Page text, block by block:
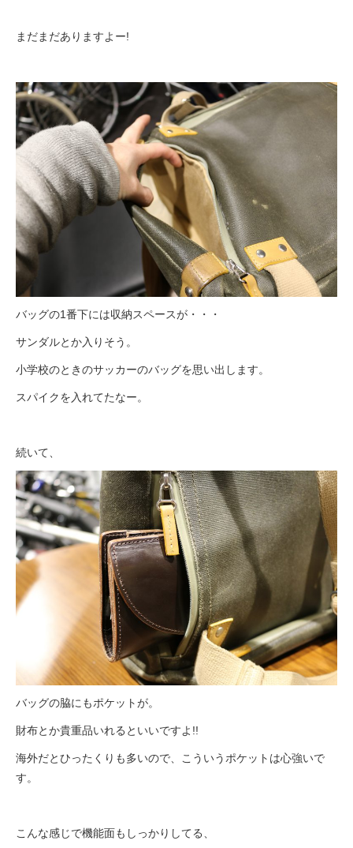
まだまだありますよー!
バッグの1番下には収納スペースが・・・
サンダルとか入りそう。
小学校のときのサッカーのバッグを思い出します。
スパイクを入れてたなー。
続いて、
バッグの脇にもポケットが。
財布とか貴重品いれるといいですよ!!
海外だとひったくりも多いので、こういうポケットは心強いで
す。
こんな感じで機能面もしっかりしてる、